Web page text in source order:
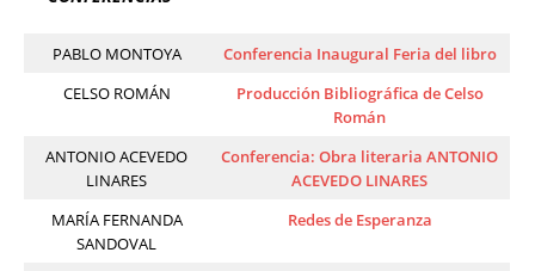
PABLO MONTOYA
Conferencia Inaugural Feria del libro
CELSO ROMÁN
Producción Bibliográfica de Celso
Román
ANTONIO ACEVEDO
LINARES
Conferencia: Obra literaria ANTONIO
ACEVEDO LINARES
MARÍA FERNANDA
SANDOVAL
Redes de Esperanza